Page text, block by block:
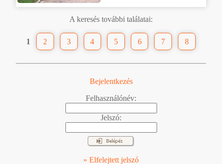
A keresés további találatai:
1 2 3 4 5 6 7 8
Bejelentkezés
Felhasználónév:
Jelszó:
» Elfelejtett jelszó